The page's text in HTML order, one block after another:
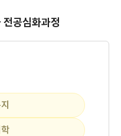
공심화과정